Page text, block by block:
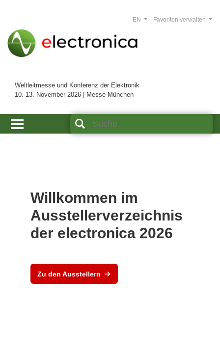
Weltleitmesse und Konferenz der Elektronik
10.-13. November 2026 | Messe München
Favoriten verwalten
EN
Willkommen im
Ausstellerverzeichnis
der electronica 2026
Zu den Ausstellern